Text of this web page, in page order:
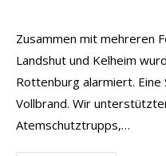
Zusammen mit mehreren
Landshut und Kelheim
Rottenburg alarmiert. Eine
Vollbrand. Wir
Atemschutztrupps,…